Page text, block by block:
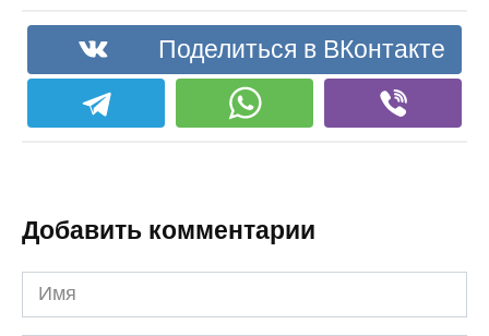
Поделиться в ВКонтакте
Добавить комментарии
Имя